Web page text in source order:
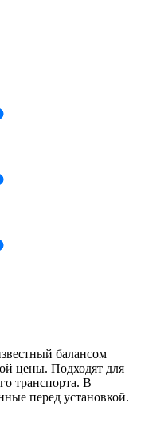
балансом
цены. Подходят для
транспорта. В
перед установкой.